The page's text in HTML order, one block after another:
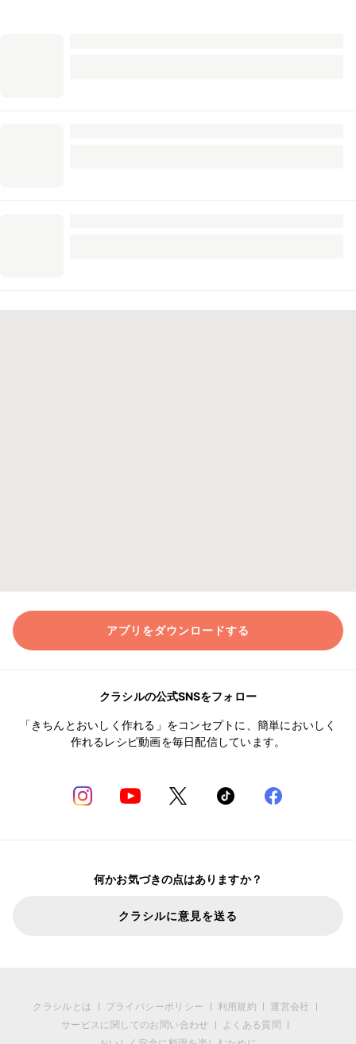
アプリをダウンロードする
クラシルの公式SNSをフォロー
「きちんとおいしく作れる」をコンセプトに、簡単においしく
作れるレシピ動画を毎日配信しています。
何かお気づきの点はありますか？
クラシルに意見を送る
クラシルとは プライバシーポリシー 利用規約
運営会社
サービスに関してのお問い合わせ
よくある質問